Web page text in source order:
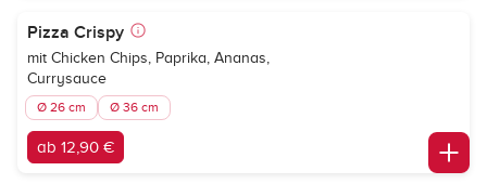
Pizza Crispy
mit Chicken Chips, Paprika, Ananas,
Currysauce
Ø 26 cm Ø 36 cm
ab 12,90 €